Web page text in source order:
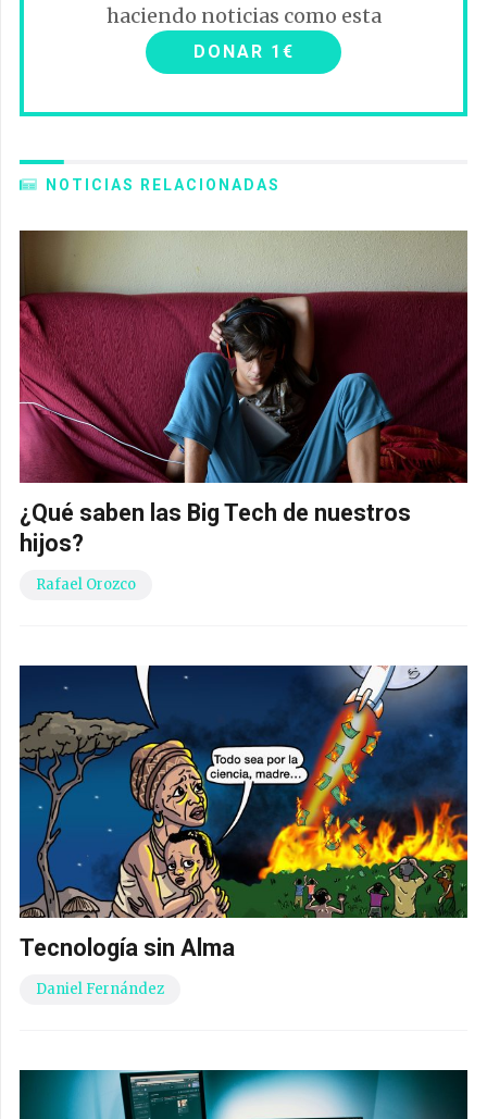
haciendo noticias como esta
DONAR 1€
NOTICIAS RELACIONADAS
¿Qué saben las Big Tech de nuestros
hijos?
Rafael Orozco
Tecnología sin Alma
Daniel Fernández